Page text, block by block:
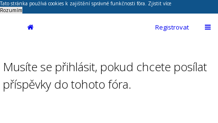
Tato stránka používá cookies k zajištění správné funkčnosti fóra. Zjistit více
Rozumím
Registrovat
Musíte se přihlásit, pokud chcete posílat
příspěvky do tohoto fóra.